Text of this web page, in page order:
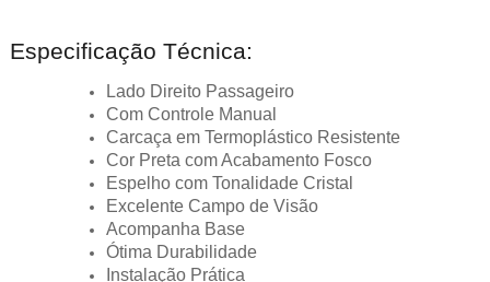
Especificação Técnica:
Lado Direito Passageiro
Com Controle Manual
Carcaça em Termoplástico Resistente
Cor Preta com Acabamento Fosco
Espelho com Tonalidade Cristal
Excelente Campo de Visão
Acompanha Base
Ótima Durabilidade
Instalação Prática